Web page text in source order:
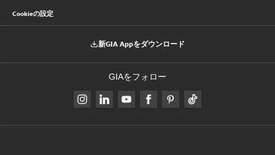
Cookieの設定
新GIA Appをダウンロード
GIAをフォロー